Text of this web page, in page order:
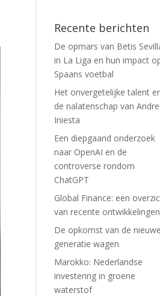
Recente berichten
De opmars van Betis
in La Liga en hun impact
Spaans voetbal
Het onvergetelijke talent
de nalatenschap van
Iniesta
Een diepgaand onderzoek
naar OpenAI en de
controverse rondom
ChatGPT
Global Finance: een
van recente ontwikkelingen
De opkomst van de nieuwe
generatie wagen
Marokko: Nederlandse
investering in groene
waterstof